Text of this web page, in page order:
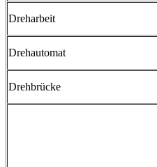
Dreharbeit
Drehautomat
Drehbrücke